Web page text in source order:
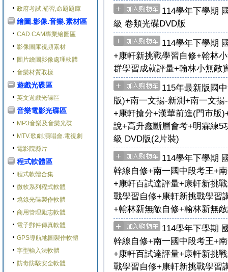
政府考試,補習,命題題庫
繪圖.影像.音樂.素材區
CAD.CAM專業繪圖區
影像圖庫視頻素材
圖片繪圖影像處理軟體
音樂材質取樣
遊戲光碟區
英文遊戲光碟區
音樂電影光碟區
MP3音樂及音樂光碟
MTV.歌劇.演唱會.電視劇
電影院縣片
程式軟體區
程式軟體合集
微軟系列程式軟體
燒錄光碟製作軟體
商用管理勵志軟體
電子郵件傳真軟體
GPS導航地圖製作軟體
字型輸入法軟體
防毒防駭安全軟體
114學年下學期
級 卷類光碟DVD版
114學年下學期
+康軒新挑戰學習自修+翰林
群學習成就評量+翰林小無敵
115年最新版國
版)+南一文揚-新測+南一文
+康軒搶分+漢華前進(門市版
說+高升鑫斷層會考+明霖練5
級 DVD版(2片裝)
114學年下學期
幹線自修+南一國中段考王+
+康軒百試達評量+康軒新挑
戰學習自修+康軒新挑戰學習
+翰林新無敵自修+翰林新無
114學年下學期
幹線自修+南一國中段考王+
+康軒百試達評量+康軒新挑
戰學習自修+康軒新挑戰學習